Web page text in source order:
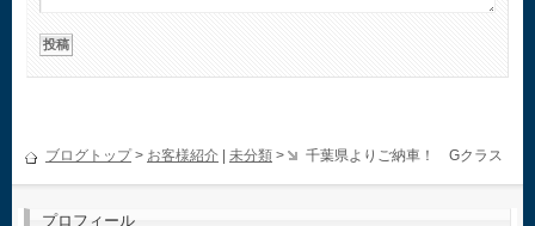
ブログトップ> お客様紹介 未分類 > 千葉県よりご納車！ Gクラス
プロフィール